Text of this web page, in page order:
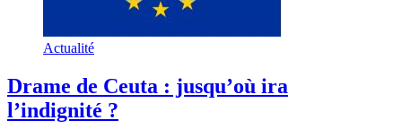
Actualité
Drame de Ceuta : jusqu’où ira
l’indignité ?